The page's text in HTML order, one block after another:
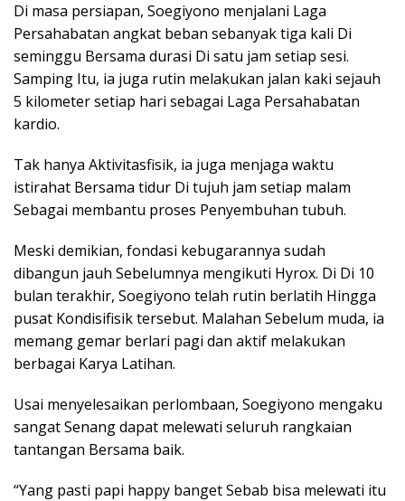
Di masa persiapan, Soegiyono menjalani Laga
Persahabatan angkat beban sebanyak tiga kali Di
seminggu Bersama durasi Di satu jam setiap sesi.
Samping Itu, ia juga rutin melakukan jalan kaki sejauh
5 kilometer setiap hari sebagai Laga Persahabatan
kardio.
Tak hanya Aktivitasfisik, ia juga menjaga waktu
istirahat Bersama tidur Di tujuh jam setiap malam
Sebagai membantu proses Penyembuhan tubuh.
Meski demikian, fondasi kebugarannya sudah
dibangun jauh Sebelumnya mengikuti Hyrox. Di Di 10
bulan terakhir, Soegiyono telah rutin berlatih Hingga
pusat Kondisifisik tersebut. Malahan Sebelum muda, ia
memang gemar berlari pagi dan aktif melakukan
berbagai Karya Latihan.
Usai menyelesaikan perlombaan, Soegiyono mengaku
sangat Senang dapat melewati seluruh rangkaian
tantangan Bersama baik.
“Yang pasti papi happy banget Sebab bisa melewati itu